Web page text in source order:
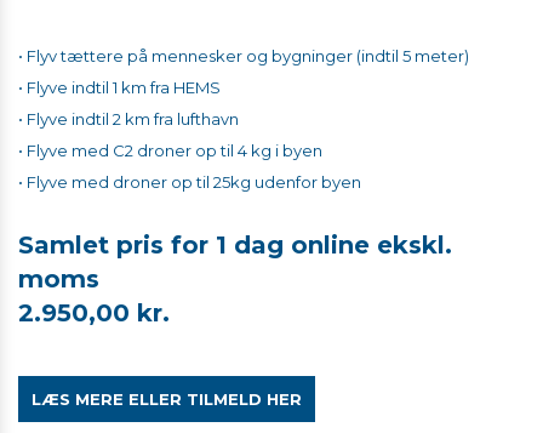
• Flyv tættere på mennesker og bygninger (indtil 5 meter)
• Flyve indtil 1 km fra HEMS
• Flyve indtil 2 km fra lufthavn
• Flyve med C2 droner op til 4 kg i byen
• Flyve med droner op til 25kg udenfor byen
​​​​​​Samlet pris for 1 dag online ekskl.
moms
2.950,00 kr.
LÆS MERE ELLER TILMELD HER